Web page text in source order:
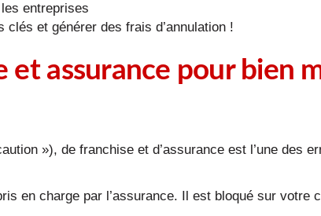
entreprises
clés et générer des frais d’annulation !
assurance pour bien
»), de franchise et d’assurance est l’une des
en charge par l’assurance. Il est bloqué sur votre